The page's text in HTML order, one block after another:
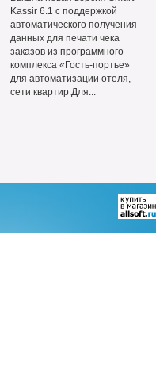
Kassir 6.1 с поддержкой
автоматического получения
данных для печати чека
заказов из программного
комплекса «Гость-портье»
для автоматизации отеля,
сети квартир.Для...